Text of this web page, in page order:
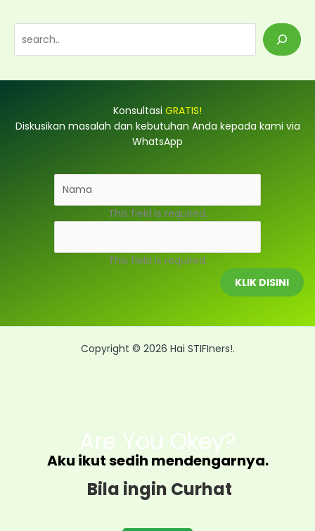
e
h
Konsultasi GRATIS!
Diskusikan masalah dan kebutuhan Anda kepada kami via
WhatsApp
This field is required.
This field is required.
KLIK DISINI
Copyright © 2026 Hai STIFIners!.
Are You Okey?
Aku ikut sedih mendengarnya.
Bila ingin Curhat